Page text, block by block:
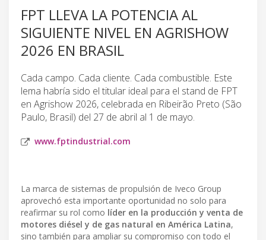
FPT LLEVA LA POTENCIA AL
SIGUIENTE NIVEL EN AGRISHOW
2026 EN BRASIL
Cada campo. Cada cliente. Cada combustible. Este
lema habría sido el titular ideal para el stand de FPT
en Agrishow 2026, celebrada en Ribeirão Preto (São
Paulo, Brasil) del 27 de abril al 1 de mayo.
www.fptindustrial.com
La marca de sistemas de propulsión de Iveco Group
aprovechó esta importante oportunidad no solo para
reafirmar su rol como líder en la producción y venta de
motores diésel y de gas natural en América Latina,
sino también para ampliar su compromiso con todo el